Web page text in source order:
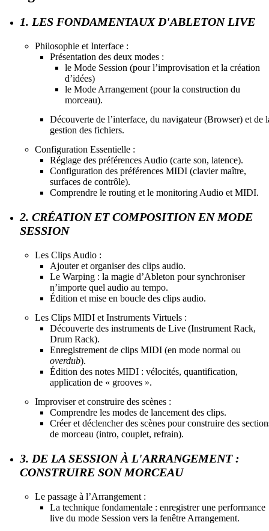
1. LES FONDAMENTAUX D'ABLETON LIVE
Philosophie et Interface :
Présentation des deux modes :
le Mode Session (pour l’improvisation et la création
d’idées)
le Mode Arrangement (pour la construction du
morceau).
Découverte de l’interface, du navigateur (Browser) et de
gestion des fichiers.
Configuration Essentielle :
Réglage des préférences Audio (carte son, latence).
Configuration des préférences MIDI (clavier maître,
surfaces de contrôle).
Comprendre le routing et le monitoring Audio et MIDI.
2. CRÉATION ET COMPOSITION EN MODE
SESSION
Les Clips Audio :
Ajouter et organiser des clips audio.
Le Warping : la magie d’Ableton pour synchroniser
n’importe quel audio au tempo.
Édition et mise en boucle des clips audio.
Les Clips MIDI et Instruments Virtuels :
Découverte des instruments de Live (Instrument Rack,
Drum Rack).
Enregistrement de clips MIDI (en mode normal ou
overdub).
Édition des notes MIDI : vélocités, quantification,
application de « grooves ».
Improviser et construire des scènes :
Comprendre les modes de lancement des clips.
Créer et déclencher des scènes pour construire des
de morceau (intro, couplet, refrain).
3. DE LA SESSION À L'ARRANGEMENT :
CONSTRUIRE SON MORCEAU
Le passage à l’Arrangement :
La technique fondamentale : enregistrer une performance
live du mode Session vers la fenêtre Arrangement.